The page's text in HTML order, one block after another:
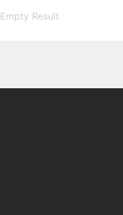
Empty Result